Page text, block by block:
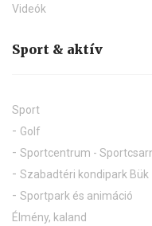
Videók
Sport & aktív
Sport
Golf
Sportcentrum -
Szabadtéri kondipark Bük
Sportpark és animáció
Élmény, kaland